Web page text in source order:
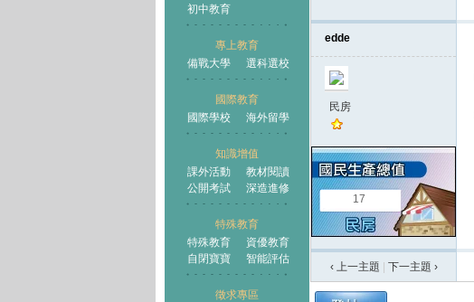
初中教育
專上教育
備戰大學
選科選校
國際教育
國際學校
海外留學
知識增值
課外活動
教材閱讀
公開考試
深造進修
特殊教育
特殊教育
資優教育
自閉寶寶
智能評估
徵求專區
edde
民房
17
‹ 上一主題
下一主題 ›